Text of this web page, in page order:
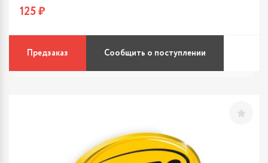
125 ₽
Предзаказ Сообщить о поступлении